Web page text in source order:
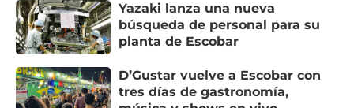
Yazaki lanza una nueva
búsqueda de personal para su
planta de Escobar
D’Gustar vuelve a Escobar con
tres días de gastronomía,